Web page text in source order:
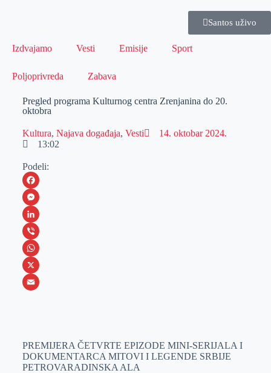
Santos uživo
Izdvajamo Vesti Emisije Sport
Poljoprivreda Zabava
Pregled programa Kulturnog centra Zrenjanina do 20.
oktobra
Kultura, Najava događaja, Vesti
14. oktobar 2024.
13:02
Podeli:
F
a
c
e
b
o
M
e
s
s
e
r
L
i
n
k
n
V
i
b
W
h
A
p
X
i
l
PREMIJERA ČETVRTE EPIZODE MINI-SERIJALA I
DOKUMENTARCA MITOVI I LEGENDE SRBIJE
PETROVARADINSKA ALA